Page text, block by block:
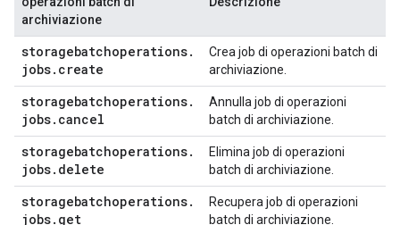
archiviazione
storagebatchoperations.
jobs. create
Crea job di operazioni batch di
archiviazione.
storagebatchoperations.
jobs. cancel
Annulla job di operazioni
batch di archiviazione.
storagebatchoperations.
jobs. delete
Elimina job di operazioni
batch di archiviazione.
storagebatchoperations.
jobs. get
Recupera job di operazioni
batch di archiviazione.